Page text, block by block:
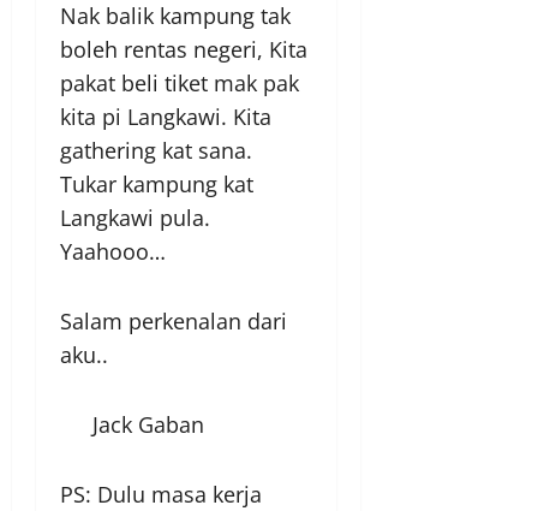
Nak balik kampung tak
boleh rentas negeri, Kita
pakat beli tiket mak pak
kita pi Langkawi. Kita
gathering kat sana.
Tukar kampung kat
Langkawi pula.
Yaahooo…
Salam perkenalan dari
aku..
Jack Gaban
PS: Dulu masa kerja